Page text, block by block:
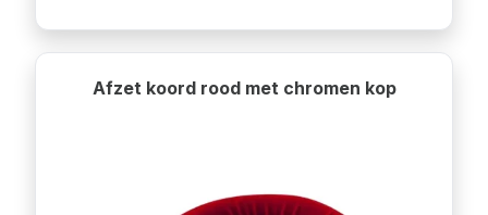
Afzet koord rood met chromen kop